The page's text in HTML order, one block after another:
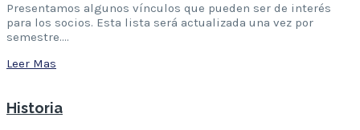
Presentamos algunos vínculos que pueden ser de interés
para los socios. Esta lista será actualizada una vez por
semestre….
Leer Mas
Historia